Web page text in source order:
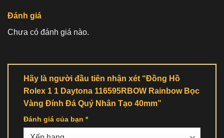
Đánh giá
Chưa có đánh giá nào.
Hãy là người đầu tiên nhận xét “Đồng Hồ
Rolex 1 1 Daytona 116595RBOW Rainbow Bọc
Vàng Đính Đá Quý Nhân Tạo 40mm”
Đánh giá của bạn *